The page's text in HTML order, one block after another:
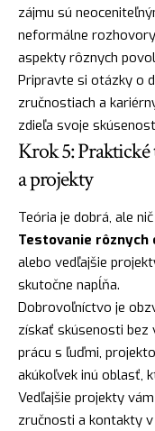
zájmu sú
neformálne
aspekty rôznych
Pripravte si otázky o
zručnostiach a
zdieľa svoje
Krok 5:
a projekty
Teória je dobrá, ale
Testovanie rôznych
alebo vedľajšie
skutočne napĺňa.
Dobrovoľníctvo je
získať skúsenosti bez
prácu s ľuďmi,
akúkoľvek inú oblasť,
Vedľajšie projekty
zručnosti a kontakty